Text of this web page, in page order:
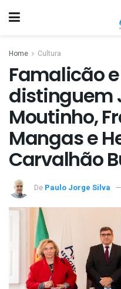
Home Cultura
Famalicão e
distinguem
Moutinho,
Mangas e
Carvalhão
De Paulo Jorge Silva